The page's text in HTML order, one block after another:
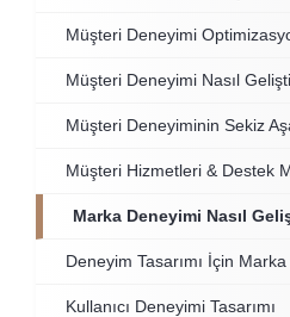
Müşteri Deneyimi
Müşteri Deneyimi Nasıl
Müşteri Deneyiminin Sekiz
Müşteri Hizmetleri & Destek
Marka Deneyimi Nasıl
Deneyim Tasarımı İçin
Kullanıcı Deneyimi Tasarımı